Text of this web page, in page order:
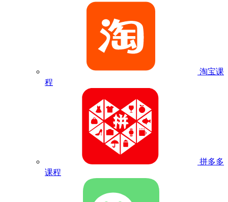
淘宝课
程
拼多多
课程